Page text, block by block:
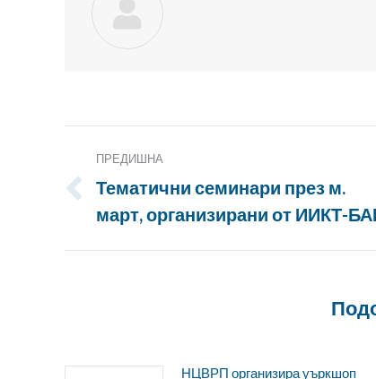
Навигация
ПРЕДИШНА
Предишна
публикация:
Тематични семинари през м.
март, организирани от ИИКТ-
НЦВРП организира уъркшоп